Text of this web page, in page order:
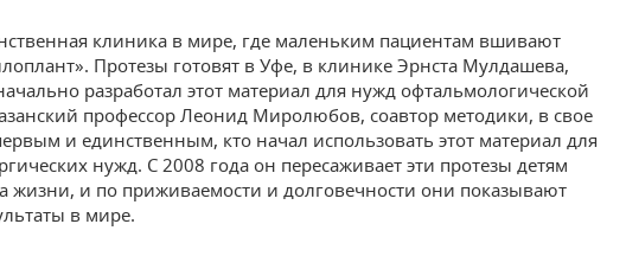
клиника в мире, где маленьким пациентам вшивают
Протезы готовят в Уфе, в клинике Эрнста Мулдашева,
разработал этот материал для нужд офтальмологической
профессор Леонид Миролюбов, соавтор методики, в свое
и единственным, кто начал использовать этот материал для
нужд. С 2008 года он пересаживает эти протезы детям
жизни, и по приживаемости и долговечности они показывают
в мире.